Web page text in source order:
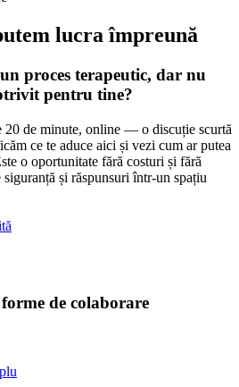
lucra împreună
proces terapeutic, dar nu
pentru tine?
20 de minute, online — o discuție scurtă
ce te aduce aici și vezi cum ar putea
o oportunitate fără costuri și fără
și răspunsuri într-un spațiu
forme de colaborare